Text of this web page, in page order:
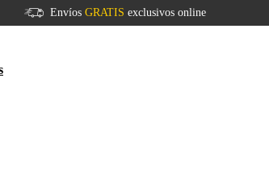
Envíos GRATIS exclusivos online